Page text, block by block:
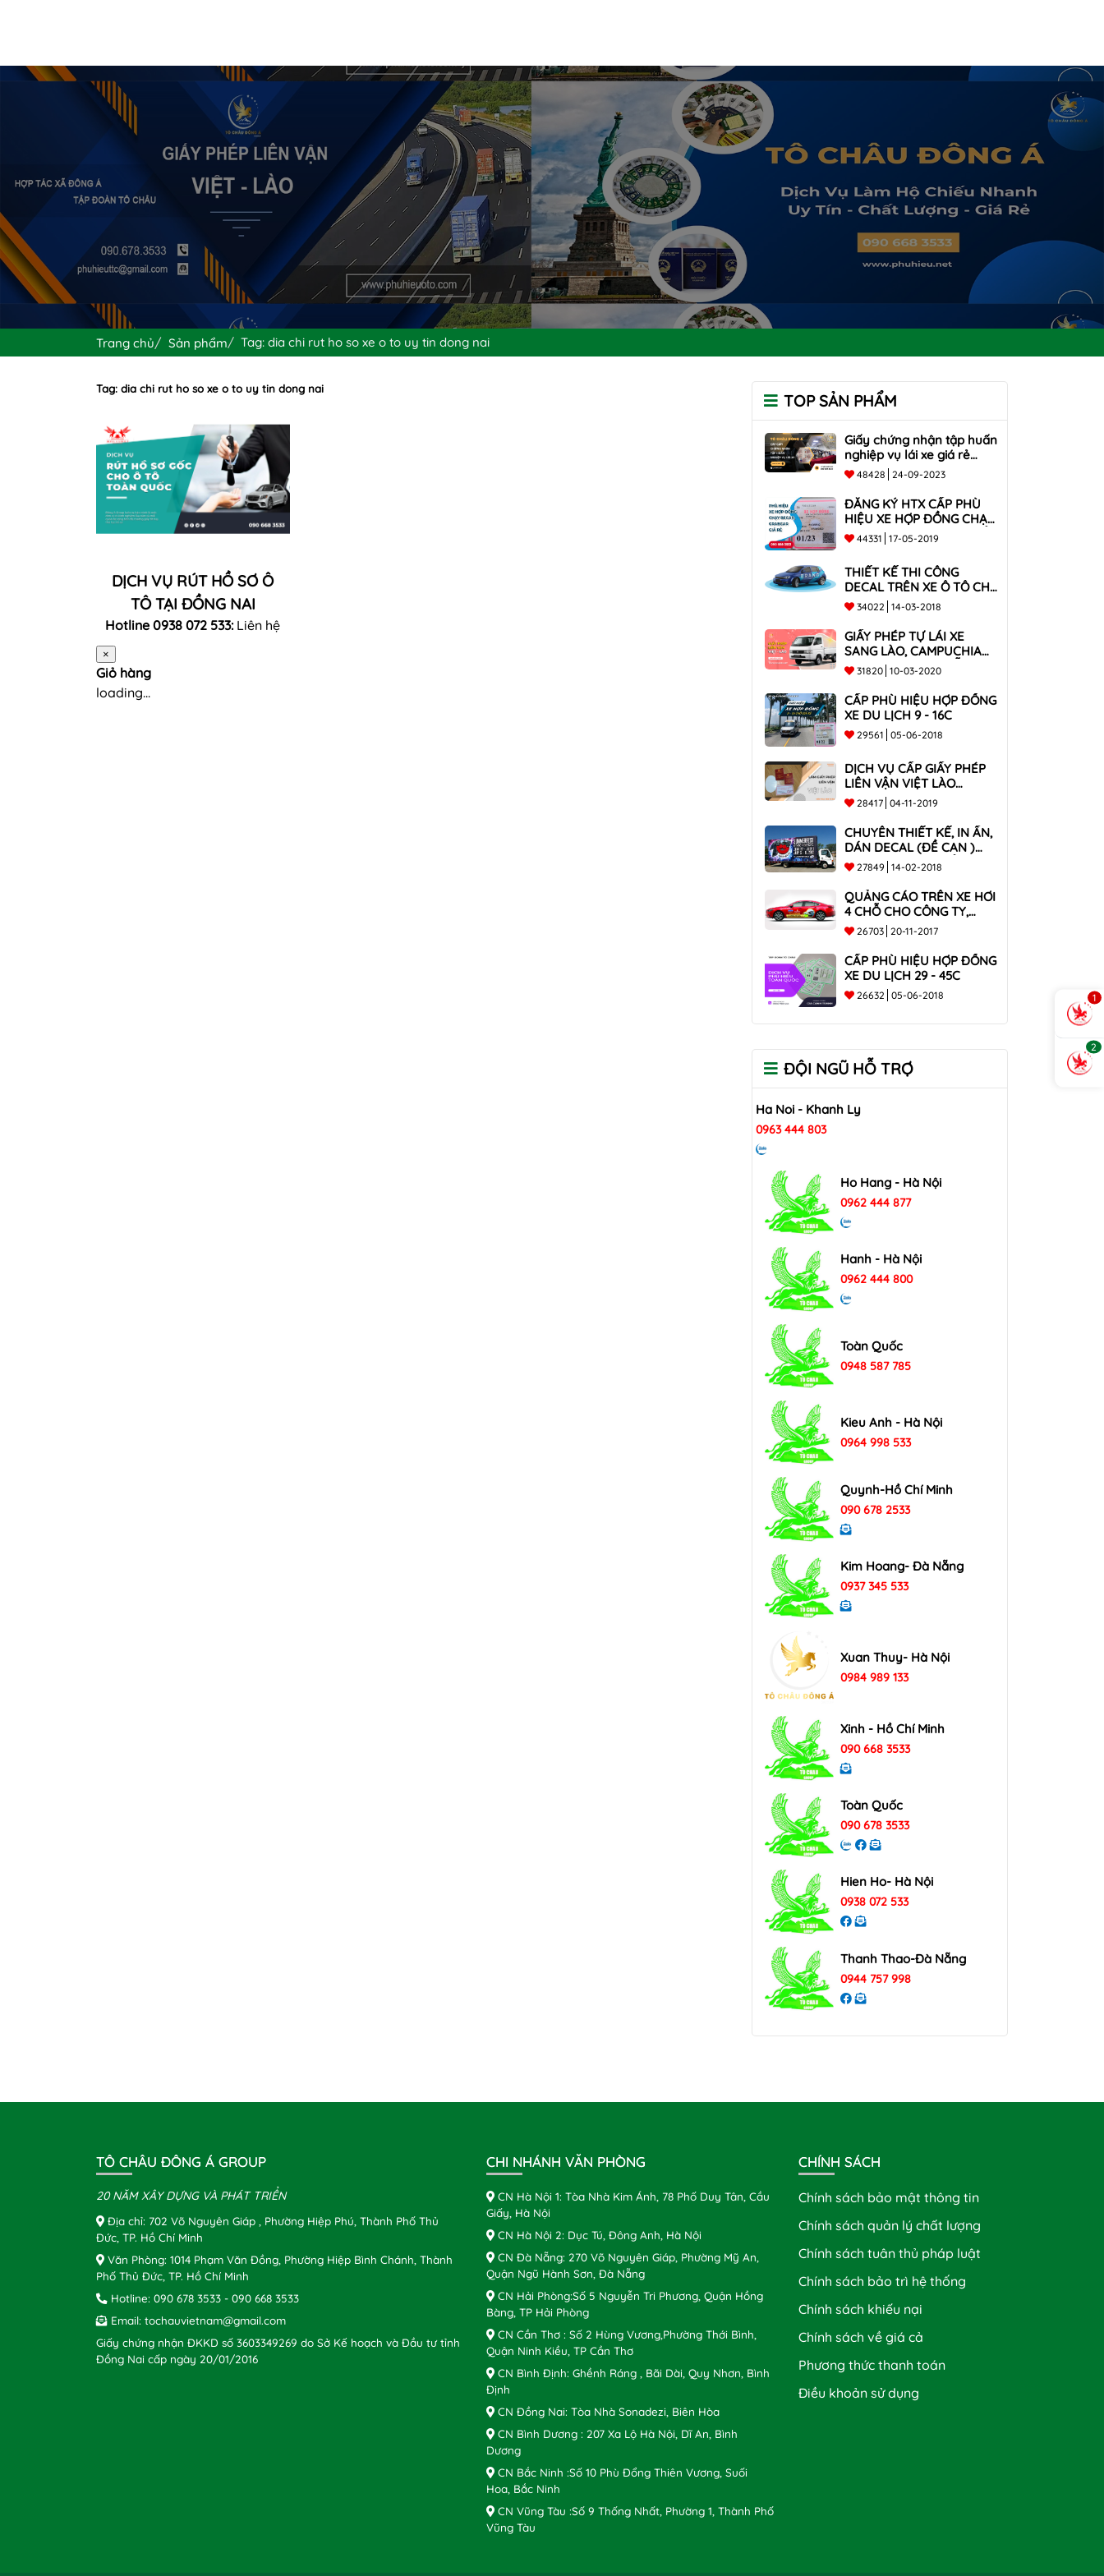
Trang chủ Sản phẩm Tag: dia chi rut ho so xe o to uy tin dong nai
Tag: dia chi rut ho so xe o to uy tin dong nai
DỊCH VỤ RÚT HỒ SƠ Ô
TÔ TẠI ĐỒNG NAI
Hotline 0938 072 533: Liên hệ
×
Giỏ hàng
loading...
TOP SẢN PHẨM
Giấy chứng nhận tập huấn
nghiệp vụ lái xe giá rẻ
toàn quốc
48428 24-09-2023
ĐĂNG KÝ HTX CẤP PHÙ
HIỆU XE HỢP ĐỒNG CHẠY
BECAR, GRABCAR GIÁ RẺ
NHẤT
44331 17-05-2019
THIẾT KẾ THI CÔNG
DECAL TRÊN XE Ô TÔ CHO
CÔNG TY
34022 14-03-2018
GIẤY PHÉP TỰ LÁI XE
SANG LÀO, CAMPUCHIA
CHO XE DƯỚI 9 CHỖ VÀ
XE BÁN TẢI
31820 10-03-2020
CẤP PHÙ HIỆU HỢP ĐỒNG
XE DU LỊCH 9 - 16C
29561 05-06-2018
DỊCH VỤ CẤP GIẤY PHÉP
LIÊN VẬN VIỆT LÀO
NHANH CHÓNG , UY TÍN
TOÀN QUỐC
28417 04-11-2019
CHUYÊN THIẾT KẾ, IN ẤN,
DÁN DECAL (ĐỀ CAN )
TRÊN THÙNG XE TẢI CHO
CÔNG TY
27849 14-02-2018
QUẢNG CÁO TRÊN XE HƠI
4 CHỖ CHO CÔNG TY,
DOANH NGHIỆP
26703 20-11-2017
CẤP PHÙ HIỆU HỢP ĐỒNG
XE DU LỊCH 29 - 45C
26632 05-06-2018
ĐỘI NGŨ HỖ TRỢ
Ha Noi - Khanh Ly
0963 444 803
Ho Hang - Hà Nội
0962 444 877
Hanh - Hà Nội
0962 444 800
Toàn Quốc
0948 587 785
Kieu Anh - Hà Nội
0964 998 533
Quynh-Hồ Chí Minh
090 678 2533
Kim Hoang- Đà Nẵng
0937 345 533
Xuan Thuy- Hà Nội
0984 989 133
Xinh - Hồ Chí Minh
090 668 3533
Toàn Quốc
090 678 3533
Hien Ho- Hà Nội
0938 072 533
Thanh Thao-Đà Nẵng
0944 757 998
TÔ CHÂU ĐÔNG Á GROUP
20 NĂM XÂY DỰNG VÀ PHÁT TRIỂN
Địa chỉ: 702 Võ Nguyên Giáp , Phường Hiệp Phú, Thành Phố Thủ
Đức, TP. Hồ Chí Minh
Văn Phòng: 1014 Phạm Văn Đồng, Phường Hiệp Bình Chánh, Thành
Phố Thủ Đức, TP. Hồ Chí Minh
Hotline: 090 678 3533 - 090 668 3533
Email: tochauvietnam@gmail.com
Giấy chứng nhận ĐKKD số 3603349269 do Sở Kế hoạch và Đầu tư tỉnh
Đồng Nai cấp ngày 20/01/2016
1
2
CHI NHÁNH VĂN PHÒNG
CN Hà Nội 1: Tòa Nhà Kim Ánh, 78 Phố Duy Tân, Cầu
Giấy, Hà Nội
CN Hà Nội 2: Dục Tú, Đông Anh, Hà Nội
CN Đà Nẵng: 270 Võ Nguyên Giáp, Phường Mỹ An,
Quận Ngũ Hành Sơn, Đà Nẵng
CN Hải Phòng:Số 5 Nguyễn Tri Phương, Quận Hồng
Bàng, TP Hải Phòng
CN Cần Thơ : Số 2 Hùng Vương,Phường Thới Bình,
Quận Ninh Kiều, TP Cần Thơ
CN Bình Định: Ghềnh Ráng , Bãi Dài, Quy Nhơn, Bình
Định
CN Đồng Nai: Tòa Nhà Sonadezi, Biên Hòa
CN Bình Dương : 207 Xa Lộ Hà Nội, Dĩ An, Bình
Dương
CN Bắc Ninh :Số 10 Phù Đổng Thiên Vương, Suối
Hoa, Bắc Ninh
CN Vũng Tàu :Số 9 Thống Nhất, Phường 1, Thành Phố
Vũng Tàu
CHÍNH SÁCH
Chính sách bảo mật thông tin
Chính sách quản lý chất lượng
Chính sách tuân thủ pháp luật
Chính sách bảo trì hệ thống
Chính sách khiếu nại
Chính sách về giá cả
Phương thức thanh toán
Điều khoản sử dụng